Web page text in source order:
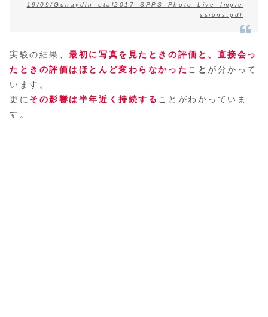
19/09/Gunaydin_etal2017_SPPS_Photo_Live_Impre
ssions.pdf
実験の結果、最初に写真を見たときの評価と、直接会っ
たときの評価はほとんど変わらなかった こ と が分かって
います。
更に その影響は半年近く持続する ことがわかっていま
す。